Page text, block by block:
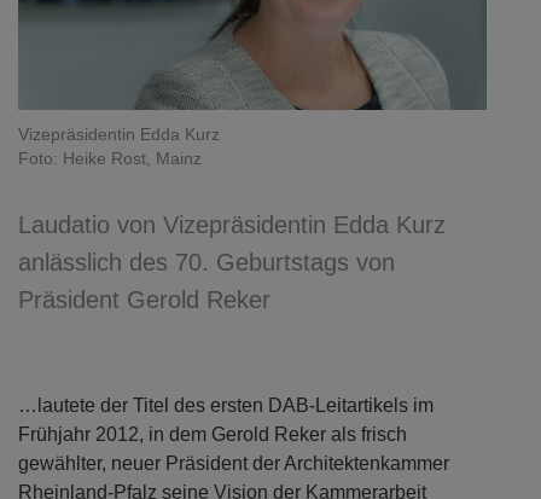
Vizepräsidentin Edda Kurz
Foto: Heike Rost, Mainz
Laudatio von Vizepräsidentin Edda Kurz
anlässlich des 70. Geburtstags von
Präsident Gerold Reker
…lautete der Titel des ersten DAB-Leitartikels im
Frühjahr 2012, in dem Gerold Reker als frisch
gewählter, neuer Präsident der Architektenkammer
Rheinland-Pfalz seine Vision der Kammerarbeit